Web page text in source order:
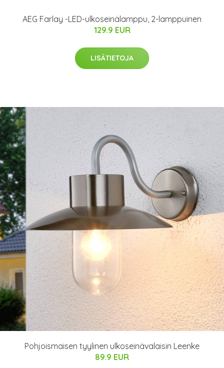
AEG Farlay -LED-ulkoseinälamppu, 2-lamppuinen
129.9 EUR
LISÄTIETOJA
Pohjoismaisen tyylinen ulkoseinävalaisin Leenke
89.9 EUR